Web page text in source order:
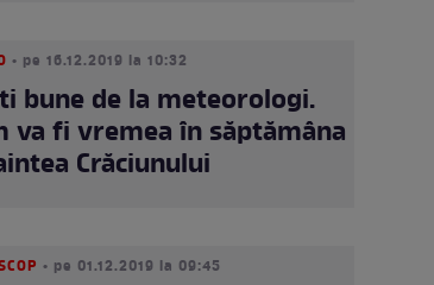
• pe 16.12.2019 la 10:32
bune de la meteorologi.
va fi vremea în săptămâna
Crăciunului
• pe 01.12.2019 la 09:45